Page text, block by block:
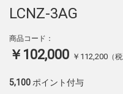
LCNZ-3AG
商品コード：
￥102,000 ￥112,200 （
5,100 ポイント付与